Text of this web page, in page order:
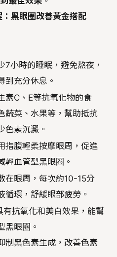
黑眼圈改善黃金搭配
7小時的睡眠，避免熬夜，
到充分休息。
素C、E等抗氧化物的食
蔬菜、水果等，幫助抵抗
色素沉澱。
指腹輕柔按摩眼周，促進
輕血管型黑眼圈。
在眼周，每次約10-15分
循環，舒緩眼部疲勞。
有抗氧化和美白效果，能幫
黑眼圈。
制黑色素生成，改善色素